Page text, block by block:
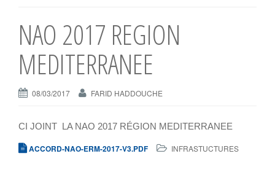
NAO 2017 REGION
MEDITERRANEE
08/03/2017 FARID HADDOUCHE
CI JOINT LA NAO 2017 RÉGION MEDITERRANEE
ACCORD-NAO-ERM-2017-V3.PDF INFRASTUCTURES